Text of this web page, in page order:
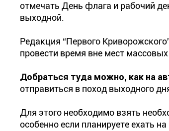
отмечать День флага и рабочий
выходной.
Редакция “Первого
провести время вне мест
Добраться туда можно, как на
отправиться в поход выходного
Для этого необходимо взять
особенно если планируете ехать